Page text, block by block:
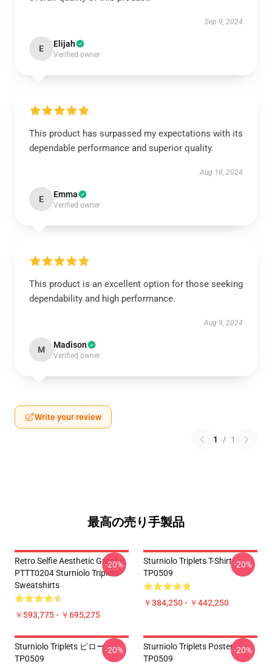
Sep 9, 2024
E Elijah
Verified owner
This product has surpassed my expectations with its
dependable performance and superior quality.
Aug 18, 2024
E Emma
Verified owner
This product is an excellent option for those seeking
dependability and high performance.
Aug 9, 2024
M Madison
Verified owner
Write your review
1 / 1
最高の売り手製品
Retro Selfie Aesthetic Graphic
PTTT0204 Sturniolo Triplets
Sweatshirts
￥593,775 - ￥695,275
-20%
Sturniolo Triplets T-Shirt
TP0509
￥384,250 - ￥442,250
-20%
Sturniolo Triplets ピロー
TP0509
-20%
Sturniolo Triplets Poster
TP0509
-20%